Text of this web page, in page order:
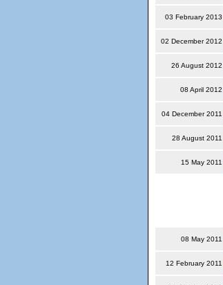
03 February 2013
02 December 2012
26 August 2012
08 April 2012
04 December 2011
28 August 2011
15 May 2011
08 May 2011
12 February 2011